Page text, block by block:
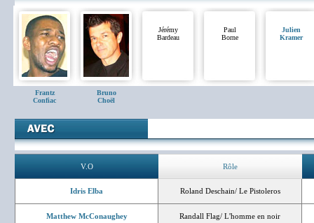
Frantz
Confiac
Bruno
Choël
Jérémy
Bardeau
Paul
Borne
Julien
Kramer
V.O Rôle
Idris Elba Roland Deschain/ Le Pistoleros
Matthew McConaughey Randall Flag/ L'homme en noir